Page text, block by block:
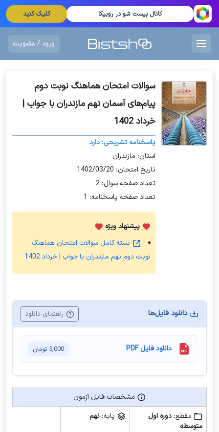
کانال بیست شو در روبیکا کلیک کنید
ورود / عضویت
سوالات امتحان هماهنگ نوبت دوم
پیام‌های آسمان نهم مازندران با جواب |
خرداد 1402
پاسخنامه تشریحی: دارد
استان: مازندران
تاریخ امتحان: 1402/03/20
تعداد صفحه سوال: 2
تعداد صفحه پاسخنامه: 1
پیشنهاد ویژه
بسته کامل سوالات امتحان هماهنگ
نوبت دوم نهم مازندران با جواب | خرداد 1402
دانلود فایل‌ها راهنمای دانلود
دانلود فایل PDF 5,000 تومان
مشخصات فایل آزمون
مشخصات فایل آزمون
مقطع: دوره اول
متوسطه
پایه: نهم